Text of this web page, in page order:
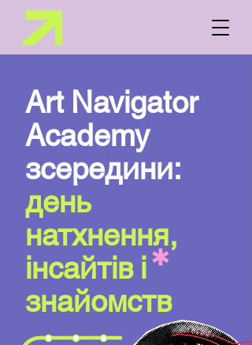
Art Navigator
Academy
зсередини:
день
натхнення,
інсайтів і
знайомств